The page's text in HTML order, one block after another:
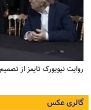
روایت نیویورک تایمز از
گالری عکس